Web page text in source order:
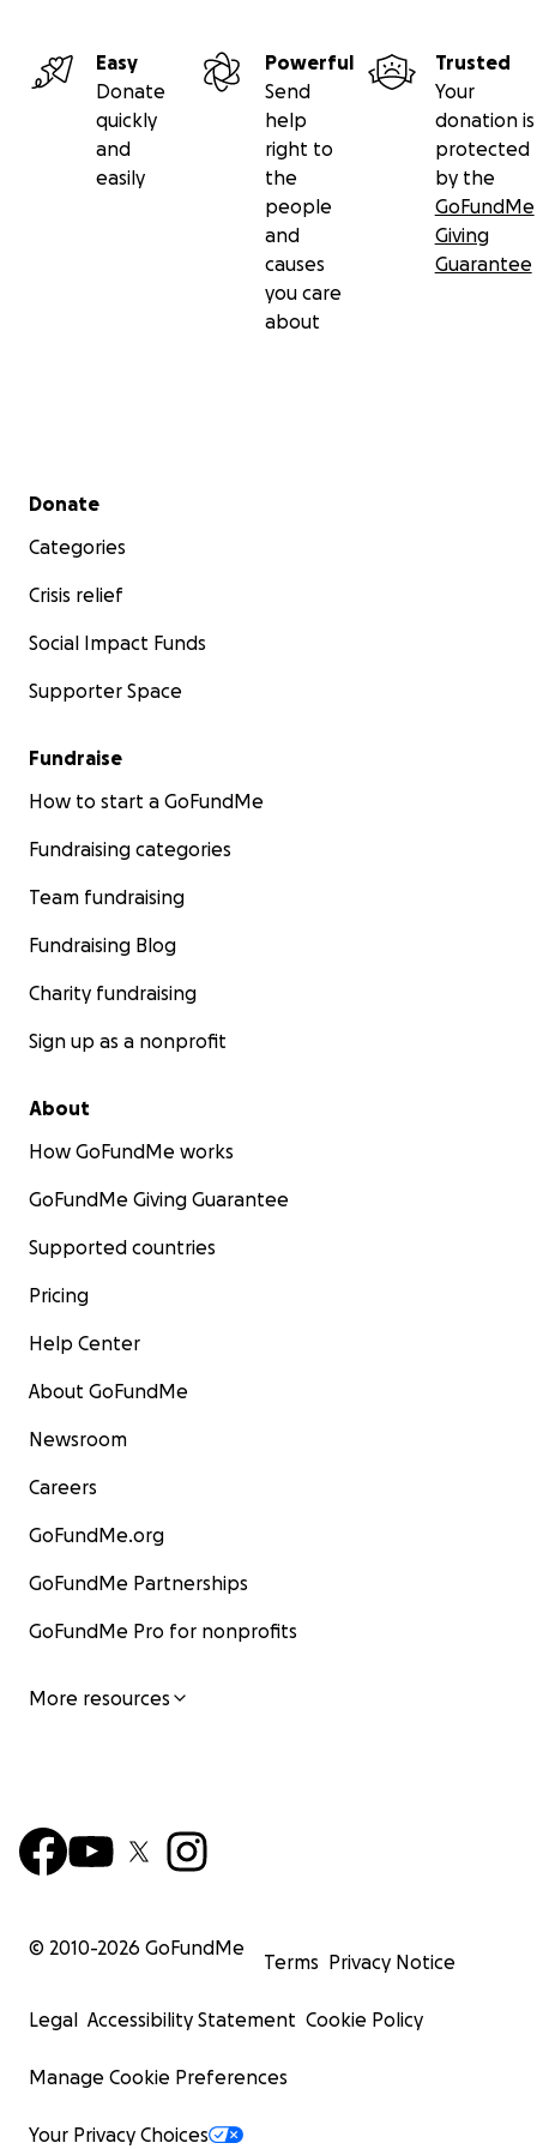
coaches who will make this experience possible.
Your donation can make a real difference.
(If you'd
like to support in other ways, feel free to contact
Learn more about our previous work at:
|www.playonside.org
Easy
Donate
quickly
and
easily
Powerful
Send
help
right to
the
people
and
causes
you care
about
Trusted
Your
donation is
protected
by the
GoFundMe
Giving
Guarantee
Secondary menu
Donate
Categories
Crisis relief
Social Impact Funds
Supporter Space
Fundraise
How to start a GoFundMe
Fundraising categories
Team fundraising
Fundraising Blog
Charity fundraising
Sign up as a nonprofit
About
How GoFundMe works
GoFundMe Giving Guarantee
Supported countries
Pricing
Help Center
About GoFundMe
Newsroom
Careers
GoFundMe.org
GoFundMe Partnerships
GoFundMe Pro for nonprofits
More resources
© 2010-2026 GoFundMe
Terms Privacy Notice
Legal Accessibility Statement Cookie Policy
Manage Cookie Preferences
Your Privacy Choices